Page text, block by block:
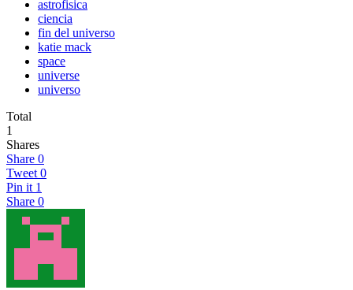
astrofisica
ciencia
fin del universo
katie mack
space
universe
universo
Total
1
Shares
Share 0
Tweet 0
Pin it 1
Share 0